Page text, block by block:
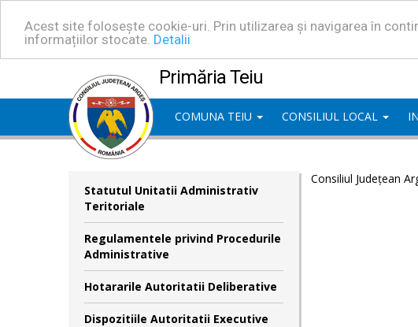
Acest site folosește cookie-uri. Prin utilizarea și navigarea în
informațiilor stocate. Detalii
Primăria Teiu
COMUNA TEIU CONSILIUL LOCAL
Statutul Unitatii Administrativ
Teritoriale
Regulamentele privind Procedurile
Administrative
Hotararile Autoritatii Deliberative
Dispozitiile Autoritatii Executive
Consiliul Județean